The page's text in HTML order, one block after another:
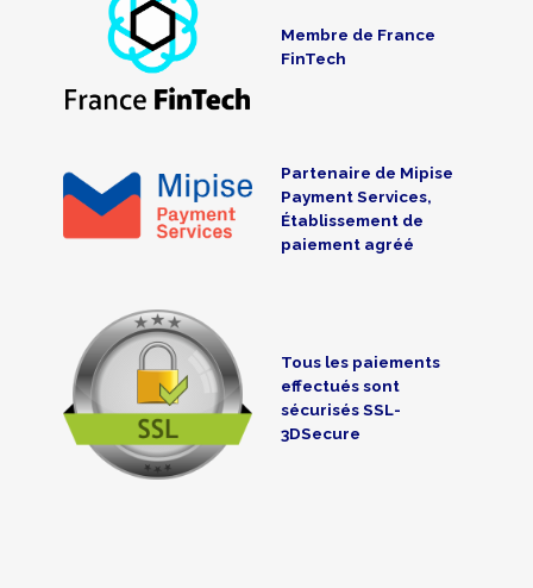
Membre de France
FinTech
Partenaire de Mipise
Payment Services,
Établissement de
paiement agréé
Tous les paiements
effectués sont
sécurisés SSL-
3DSecure